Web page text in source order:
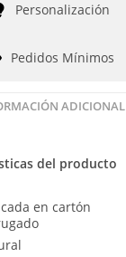
Personalización
Pedidos Mínimos
ADICIONAL
del producto
en cartón